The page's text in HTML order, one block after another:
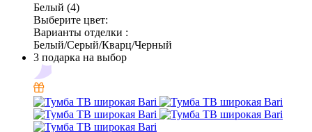
Белый (4)
Выберите цвет:
Варианты отделки :
Белый/Серый/Кварц/Черный
3 подарка на выбор